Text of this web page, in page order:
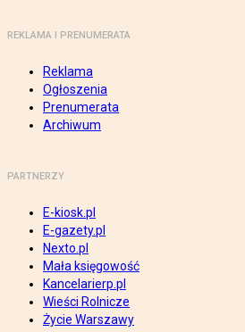
REKLAMA I PRENUMERATA
Reklama
Ogłoszenia
Prenumerata
Archiwum
PARTNERZY
E-kiosk.pl
E-gazety.pl
Nexto.pl
Mała księgowość
Kancelarierp.pl
Wieści Rolnicze
Życie Warszawy